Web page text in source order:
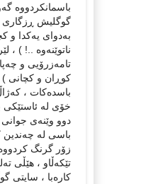
باسمانکردووە
گوگلیش ڕزگاری
بەدوای یەکدا و
ناتوێنەوە ..! ) ،
تامەزرۆیی و
کوڕان و کچانی
باسدەکات ،
خۆی لە ئاستێکی
دوو وێنەی
باسی لە چەندین
زۆر گرنگ
تێکەڵاو ، هێڵی
کارەبا ، سایتی